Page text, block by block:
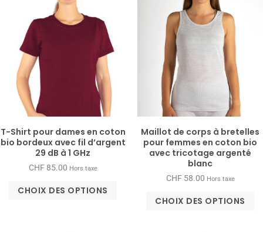
T-​Shirt pour dames en coton
bio bordeux avec fil d’argent
29 dB à 1 GHz
CHF85.00 Hors taxe
CHOIX DES OPTIONS
Maillot de corps à bretelles
pour femmes en coton bio
avec tricotage argenté
blanc
CHF58.00 Hors taxe
CHOIX DES OPTIONS